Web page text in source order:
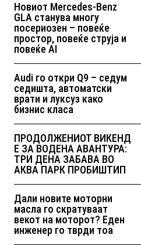
Новиот Mercedes-Benz
GLA станува многу
посериозен – повеќе
простор, повеќе струја и
повеќе AI
Audi го откри Q9 – седум
седишта, автоматски
врати и луксуз како
бизнис класа
ПРОДОЛЖЕНИОТ ВИКЕНД
Е ЗА ВОДЕНА АВАНТУРА:
ТРИ ДЕНА ЗАБАВА ВО
АКВА ПАРК ПРОБИШТИП
Дали новите моторни
масла го скратуваат
векот на моторот? Еден
инженер го тврди тоа